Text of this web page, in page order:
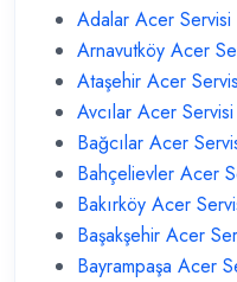
Adalar Acer Servisi
Arnavutköy Acer
Ataşehir Acer
Avcılar Acer Servisi
Bağcılar Acer
Bahçelievler Acer
Bakırköy Acer
Başakşehir Acer
Bayrampaşa Acer